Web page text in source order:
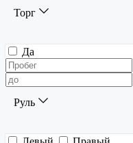
Торг
Да
Руль